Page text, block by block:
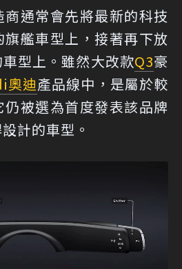
通常會先將最新的科技
艦車型上，接著再下放
型上。雖然大改款Q3豪
奧迪產品線中，是屬於較
被選為首度發表該品牌
計的車型。